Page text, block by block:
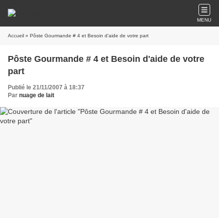
MENU
Accueil » Pôste Gourmande # 4 et Besoin d'aide de votre part
Pôste Gourmande # 4 et Besoin d'aide de votre
part
Publié le 21/11/2007 à 18:37
Par nuage de lait